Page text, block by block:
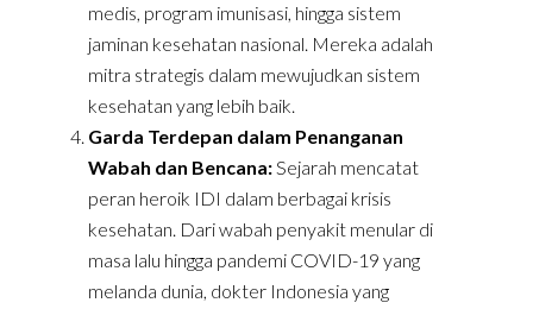
medis, program imunisasi, hingga sistem
jaminan kesehatan nasional. Mereka adalah
mitra strategis dalam mewujudkan sistem
kesehatan yang lebih baik.
Garda Terdepan dalam Penanganan
Wabah dan Bencana:Sejarah mencatat
peran heroik IDI dalam berbagai krisis
kesehatan. Dari wabah penyakit menular di
masa lalu hingga pandemi COVID-19 yang
melanda dunia, dokter Indonesia yang